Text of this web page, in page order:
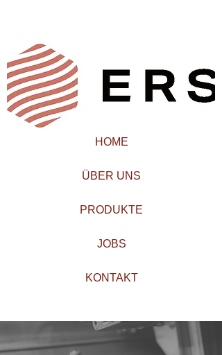
HOME
ÜBER UNS
PRODUKTE
JOBS
KONTAKT